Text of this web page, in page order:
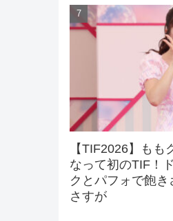
【TIF2026】も
なって初のTIF！
クとパフォで飽
さすが